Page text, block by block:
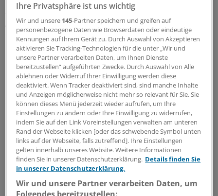
zum anderen das Land Berlin "andernfalls nicht mehr
gewährleisten kann, die ihm obliegenden Aufgaben zu
erfüllen und alle sonstigen zur Verfügung stehenden
Mittel ausgeschöpft sind".
Bezirke dürfen selbst entscheiden
Finanzsenator Matthias Kollatz-Ahnen (SPD) hofft, dass
die Hauptstadt mit der Regelung künftig ihren Bedarf
"schneller und flexibler" decken kann.
Die Bezirke dürften selbst entscheiden, wie sie vorgehen
möchten. Gesundheitssenatorin Dilek Kolat ist
überzeugt, dass der ÖGD auf dem Arbeitsmarkt wieder
konkurrenzfähig wird.
Ihre Privatsphäre ist uns wichtig
Wir und unsere 145-Partner speichern und greifen auf
personenbezogene Daten wie Browserdaten oder eindeutige
Kennungen auf Ihrem Gerät zu. Durch Auswahl von Akzeptieren
aktivieren Sie Tracking-Technologien für die unter „Wir und
unsere Partner verarbeiten Daten, um Ihnen Dienste
bereitzustellen“ aufgeführten Zwecke. Durch Auswahl von Alle
ablehnen oder Widerruf Ihrer Einwilligung werden diese
deaktiviert. Wenn Tracker deaktiviert sind, sind manche Inhalte
und Anzeigen möglicherweise nicht mehr so relevant für Sie. Sie
können dieses Menü jederzeit wieder aufrufen, um Ihre
Einstellungen zu ändern oder Ihre Einwilligung zu widerrufen,
indem Sie auf den Link Voreinstellungen verwalten am unteren
Rand der Webseite klicken [oder das schwebende Symbol unten
links auf der Webseite, falls zutreffend]. Ihre Einstellungen
gelten innerhalb unseres Website. Weitere Informationen
finden Sie in unserer Datenschutzerklärung. Details finden Sie
in unserer Datenschutzerklärung.
Wir und unsere Partner verarbeiten Daten, um